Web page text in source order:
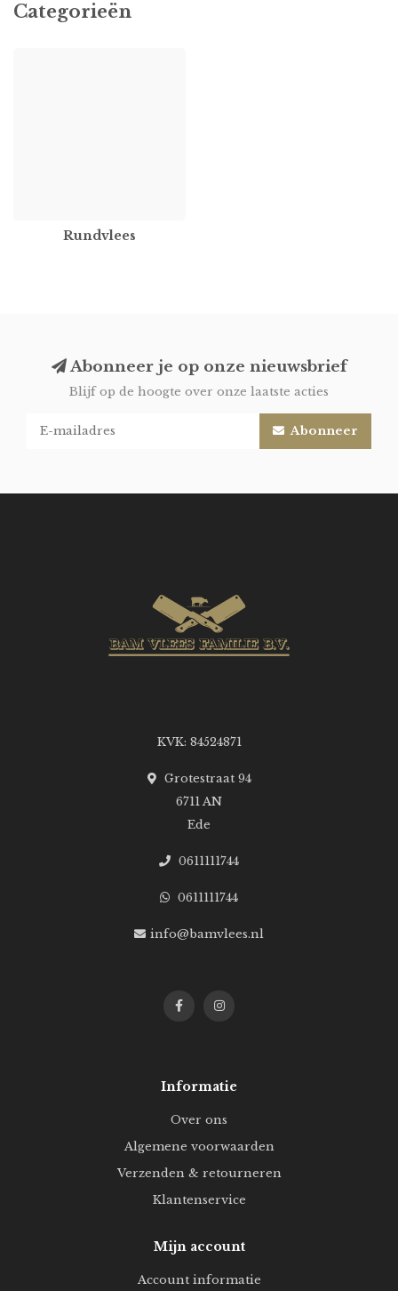
Categorieën
Rundvlees
Abonneer je op onze nieuwsbrief
Blijf op de hoogte over onze laatste acties
Abonneer
KVK: 84524871
Grotestraat 94
6711 AN
Ede
0611111744
0611111744
info@bamvlees.nl
Informatie
Over ons
Algemene voorwaarden
Verzenden & retourneren
Klantenservice
Mijn account
Account informatie